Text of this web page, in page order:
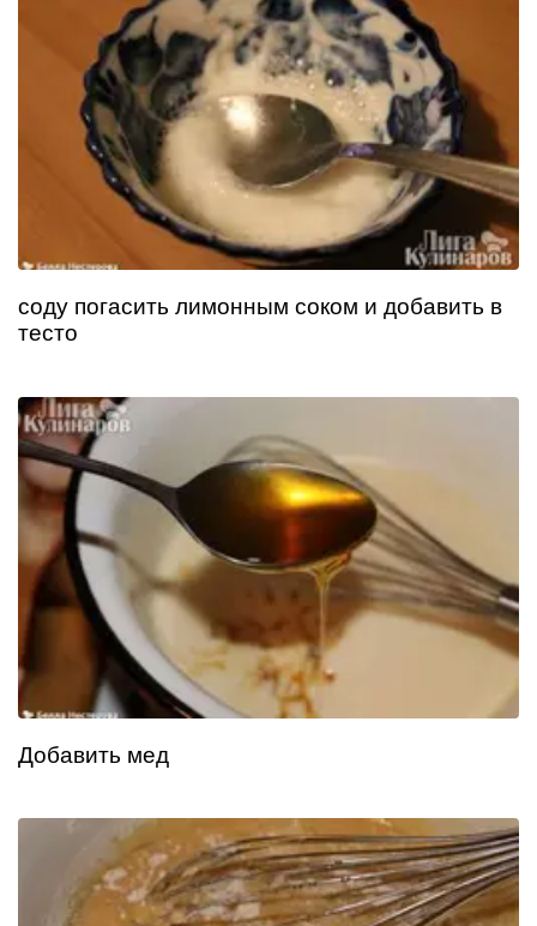
соду погасить лимонным соком и добавить в
тесто
Добавить мед